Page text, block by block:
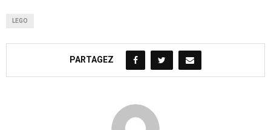
LEGO
PARTAGEZ